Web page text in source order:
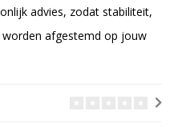
advies, zodat stabiliteit,
afgestemd op jouw